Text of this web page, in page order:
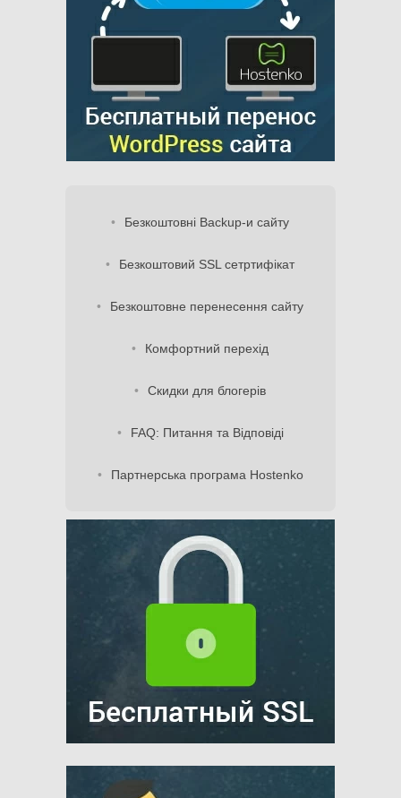
Безкоштовні Backup-и сайту
Безкоштовий SSL сетртифікат
Безкоштовне перенесення сайту
Комфортний перехід
Скидки для блогерів
FAQ: Питання та Відповіді
Партнерська програма Hostenko